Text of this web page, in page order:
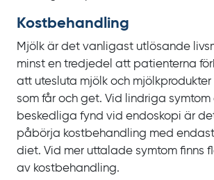
Kostbehandling
Mjölk är det vanligast utlösande
minst en tredjedel att patienterna
att utesluta mjölk och mjölkprodukter
som får och get. Vid lindriga symtom
beskedliga fynd vid endoskopi är
påbörja kostbehandling med
diet. Vid mer uttalade symtom finns
av kostbehandling.